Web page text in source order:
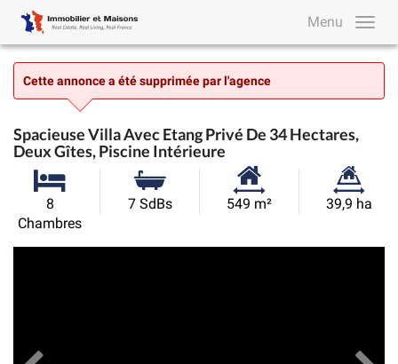
Menu
Cette annonce a été supprimée par l'agence
Spacieuse Villa Avec Etang Privé De 34 Hectares,
Deux Gîtes, Piscine Intérieure
8
Chambres
7 SdBs
Surface
549 m²
Superficie
39,9 ha